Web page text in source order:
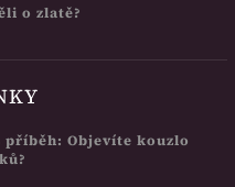
o zlatě?
Objevíte kouzlo